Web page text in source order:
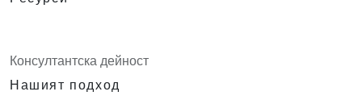
Консултантска дейност
Нашият подход